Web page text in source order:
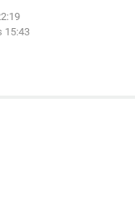
15:43